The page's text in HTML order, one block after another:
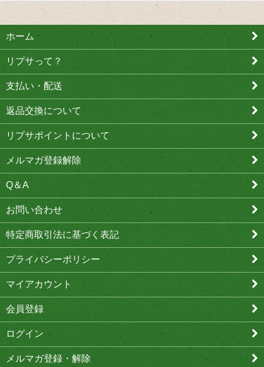
ホーム
リプサって？
支払い・配送
返品交換について
リプサポイントについて
メルマガ登録解除
Q＆A
お問い合わせ
特定商取引法に基づく表記
プライバシーポリシー
マイアカウント
会員登録
ログイン
メルマガ登録・解除